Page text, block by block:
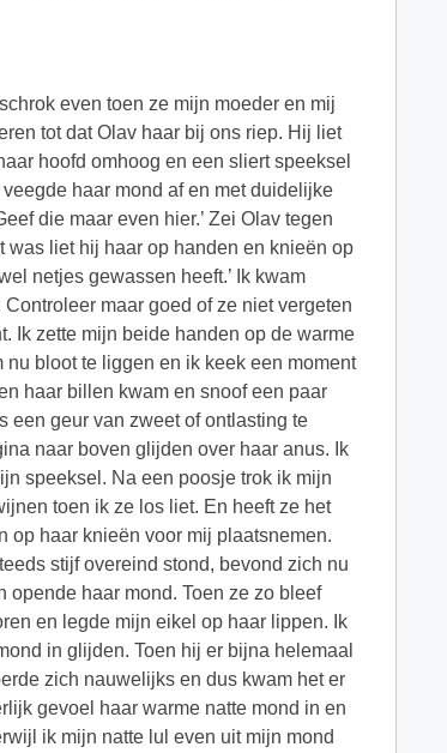
even toen ze mijn moeder en mij
tot dat Olav haar bij ons riep. Hij liet
hoofd omhoog en een sliert speeksel
haar mond af en met duidelijke
die maar even hier.’ Zei Olav tegen
was liet hij haar op handen en knieën op
netjes gewassen heeft.’ Ik kwam
maar goed of ze niet vergeten
Ik zette mijn beide handen op de warme
bloot te liggen en ik keek een moment
haar billen kwam en snoof een paar
een geur van zweet of ontlasting te
naar boven glijden over haar anus. Ik
speeksel. Na een poosje trok ik mijn
toen ik ze los liet. En heeft ze het
op haar knieën voor mij plaatsnemen.
stijf overeind stond, bevond zich nu
haar mond. Toen ze zo bleef
en legde mijn eikel op haar lippen. Ik
in glijden. Toen hij er bijna helemaal
zich nauwelijks en dus kwam het er
gevoel haar warme natte mond in en
ik mijn natte lul even uit mijn mond